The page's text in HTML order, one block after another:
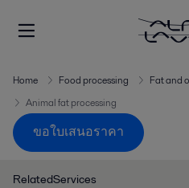
Home Food processing
Fat and
Animal fat processing
ขอใบเสนอราคา
RelatedServices